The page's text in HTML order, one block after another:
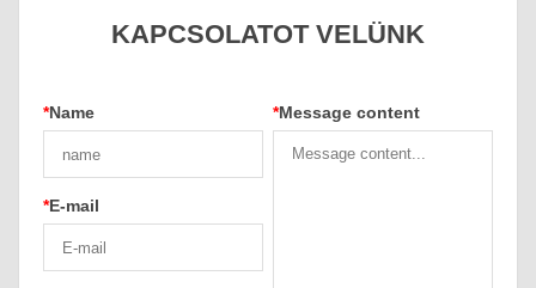
KAPCSOLATOT VELÜNK
*Name
*E-mail
*Message content